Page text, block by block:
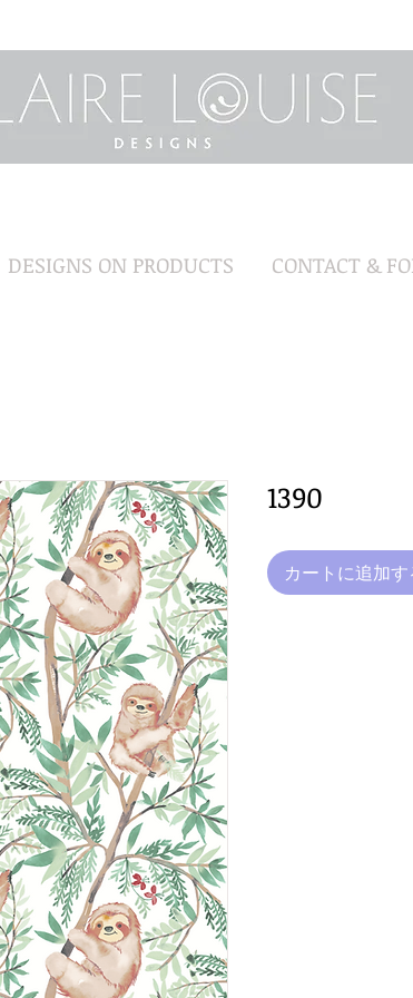
DESIGNS ON PRODUCTS CONTACT &
1390
カートに追加